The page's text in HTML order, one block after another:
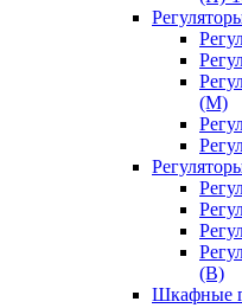
(М)
(В)
Шкафные